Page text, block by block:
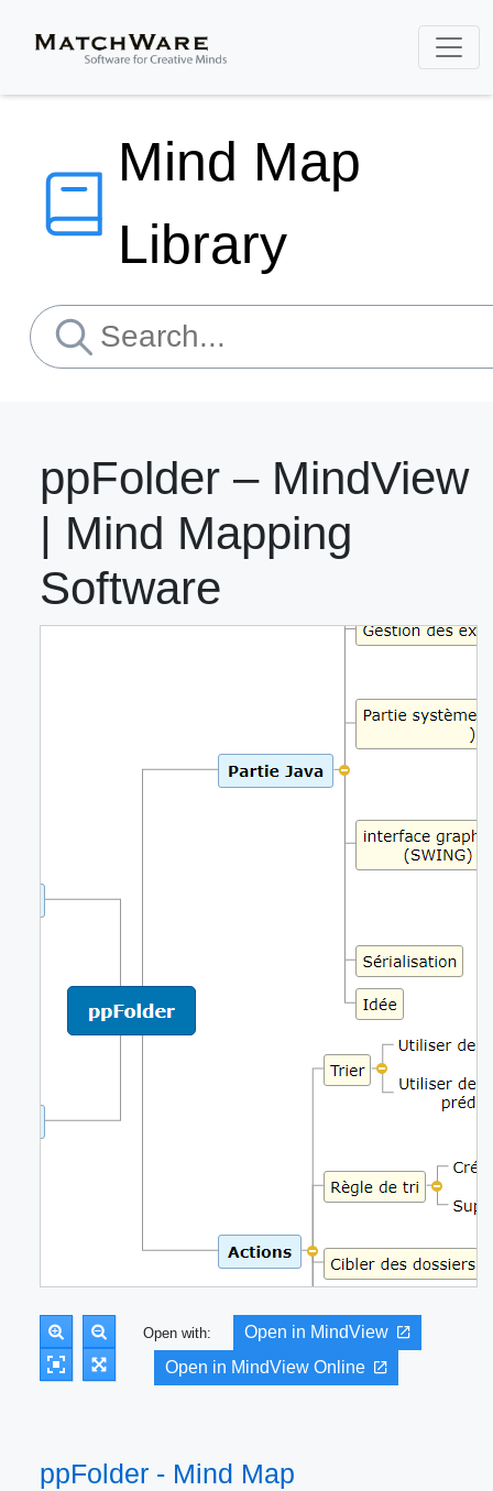
Mind Map
Library
ppFolder – MindView
| Mind Mapping
Software
Open with:
Open in MindView
Open in MindView Online
ppFolder - Mind Map